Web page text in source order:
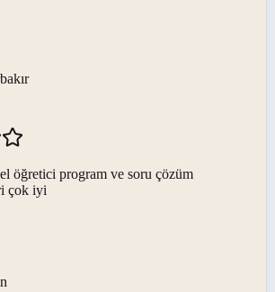
öğretici program ve soru çözüm
çok iyi